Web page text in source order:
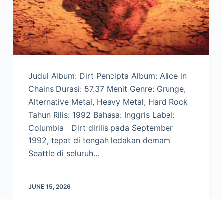
Judul Album: Dirt Pencipta Album: Alice in
Chains Durasi: 57.37 Menit Genre: Grunge,
Alternative Metal, Heavy Metal, Hard Rock
Tahun Rilis: 1992 Bahasa: Inggris Label:
Columbia Dirt dirilis pada September
1992, tepat di tengah ledakan demam
Seattle di seluruh…
JUNE 15, 2026